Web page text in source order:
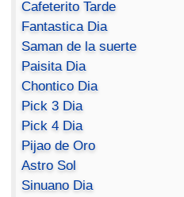
Cafeterito Tarde
Fantastica Dia
Saman de la suerte
Paisita Dia
Chontico Dia
Pick 3 Dia
Pick 4 Dia
Pijao de Oro
Astro Sol
Sinuano Dia